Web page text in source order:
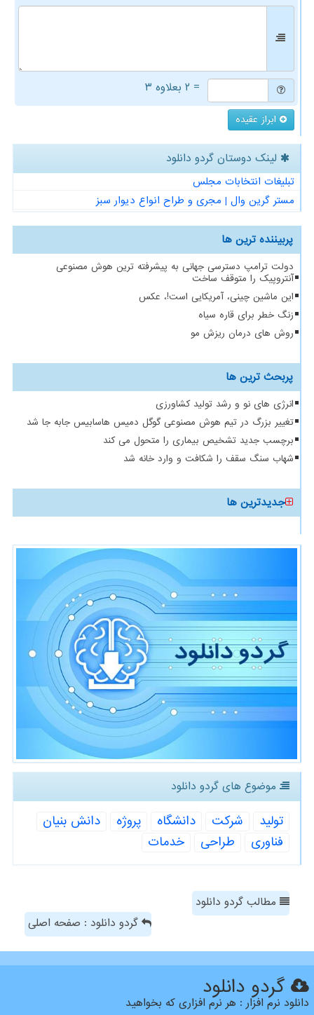
= ۲ بعلاوه ۳
ابراز عقیده
لینک دوستان گردو دانلود
تبلیغات انتخابات مجلس
مستر گرین وال | مجری و طراح انواع دیوار سبز
پربیننده ترین ها
دولت ترامپ دسترسی جهانی به پیشرفته ترین هوش مصنوعی
آنتروپیک را متوقف ساخت
این ماشین چینی، آمریکایی است!، عکس
زنگ خطر برای قاره سیاه
روش های درمان ریزش مو
پربحث ترین ها
انرژی های نو و رشد تولید کشاورزی
تغییر بزرگ در تیم هوش مصنوعی گوگل دمیس هاسابیس جابه جا شد
برچسب جدید تشخیص بیماری را متحول می کند
شهاب سنگ سقف را شکافت و وارد خانه شد
جدیدترین ها
موضوع های گردو دانلود
تولید شركت دانشگاه پروژه
دانش بنیان
فناوری
طراحی خدمات
مطالب گردو دانلود
گردو دانلود : صفحه اصلی
گردو دانلود
دانلود نرم افزار : هر نرم افزاری که بخواهید